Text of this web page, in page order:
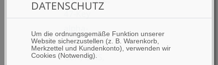
DATENSCHUTZ
Um die ordnungsgemäße Funktion unserer
Website sicherzustellen (z. B. Warenkorb,
Merkzettel und Kundenkonto), verwenden wir
Cookies (Notwendig).
47-Key
num., IP64,
Gun, GMS,